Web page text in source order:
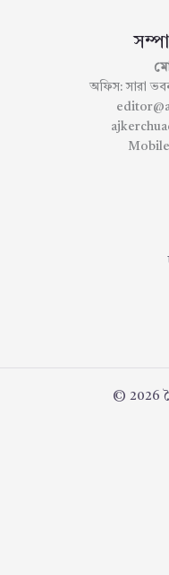
অফিস: সারা
© 2026